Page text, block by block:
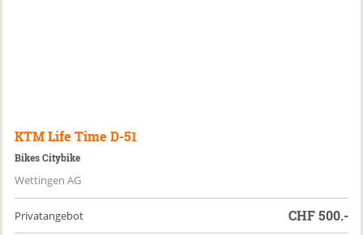
KTM Life Time D-51
Bikes Citybike
Wettingen AG
Privatangebot CHF500.-